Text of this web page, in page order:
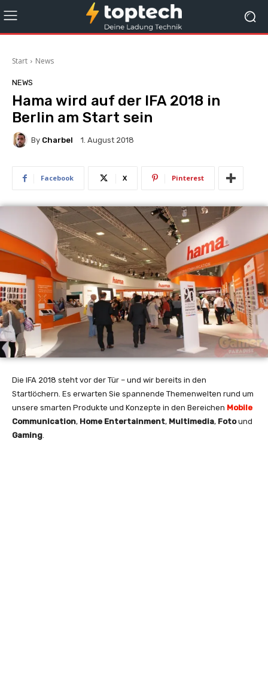
Start News
NEWS
Hama wird auf der IFA 2018 in
Berlin am Start sein
By Charbel 1. August 2018
Facebook X Pinterest
Die IFA 2018 steht vor der Tür – und wir bereits in den
Startlöchern. Es erwarten Sie spannende Themenwelten rund um
unsere smarten Produkte und Konzepte in den Bereichen Mobile
Communication, Home Entertainment, Multimedia, Fotound
Gaming